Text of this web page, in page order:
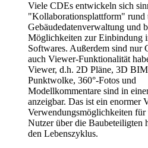
Viele CDEs entwickeln sich
"Kollaborationsplattform" rund
Gebäudedatenverwaltung und
Möglichkeiten zur Einbindung
Softwares. Außerdem sind nur
auch Viewer-Funktionalität
Viewer, d.h. 2D Pläne, 3D
Punktwolke, 360°-Fotos und
Modellkommentare sind in
anzeigbar. Das ist ein enormer
Verwendungsmöglichkeiten für
Nutzer über die Baubeteiligten
den Lebenszyklus.